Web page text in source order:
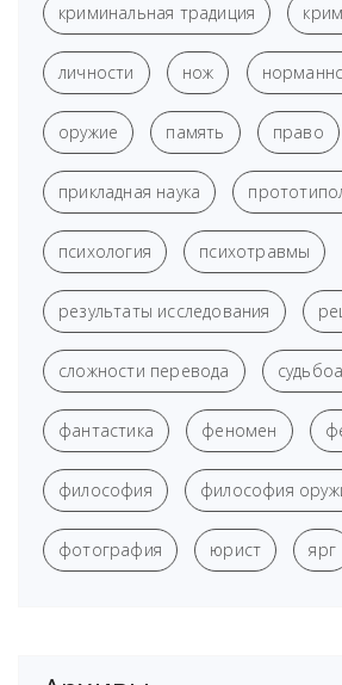
криминальная традиция
личности нож
оружие память право
прикладная наука
психология психотравмы
результаты исследования
сложности перевода
фантастика феномен
философия философия
фотография юрист ярг